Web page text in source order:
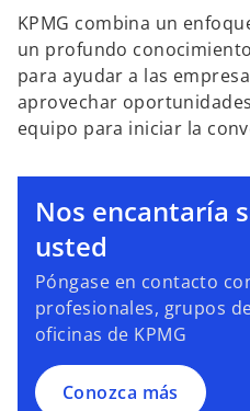
KPMG combina un
un profundo
para ayudar a las
aprovechar
equipo para iniciar la
Nos encantaría
usted
Póngase en contacto
profesionales, grupos
oficinas de KPMG
Conozca más